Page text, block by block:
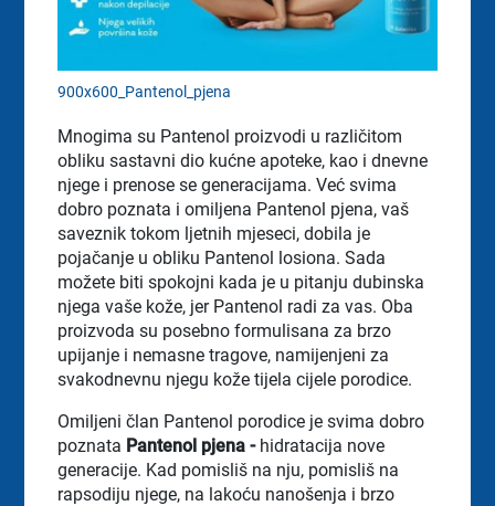
900x600_Pantenol_pjena
Mnogima su Pantenol proizvodi u različitom
obliku sastavni dio kućne apoteke, kao i dnevne
njege i prenose se generacijama. Već svima
dobro poznata i omiljena Pantenol pjena, vaš
saveznik tokom ljetnih mjeseci, dobila je
pojačanje u obliku Pantenol losiona. Sada
možete biti spokojni kada je u pitanju dubinska
njega vaše kože, jer Pantenol radi za vas. Oba
proizvoda su posebno formulisana za brzo
upijanje i nemasne tragove, namijenjeni za
svakodnevnu njegu kože tijela cijele porodice.
Omiljeni član Pantenol porodice je svima dobro
poznata Pantenol pjena - hidratacija nove
generacije. Kad pomisliš na nju, pomisliš na
rapsodiju njege, na lakoću nanošenja i brzo